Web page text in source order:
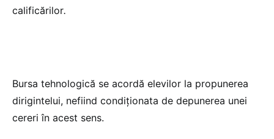
calificărilor.
Bursa tehnologică se acordă elevilor la propunerea
dirigintelui, nefiind condiționata de depunerea unei
cereri în acest sens.